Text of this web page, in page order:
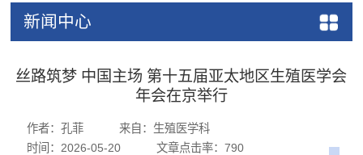
新闻中心
丝路筑梦 中国主场 第十五届亚太地区生殖医学会
年会在京举行
作者：孔菲
来自：生殖医学科
时间：2026-05-20
文章点击率：790